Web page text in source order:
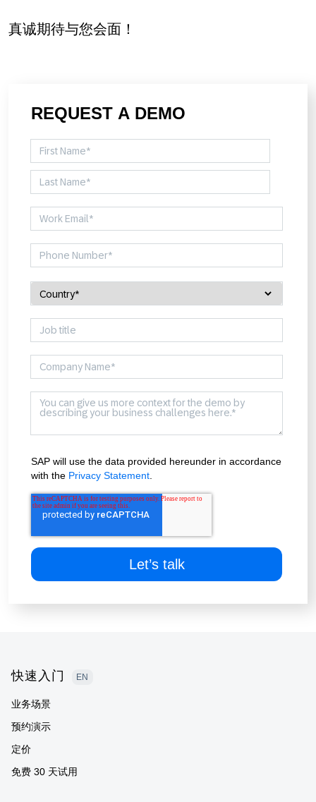
真诚期待与您会面！
REQUEST A DEMO
SAP will use the data provided hereunder in accordance
with the Privacy Statement
快速入门 EN
业务场景
预约演示
定价
免费 30 天试用